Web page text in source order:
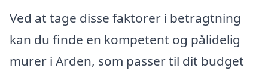
Ved at tage disse faktorer i betragtning
kan du finde en kompetent og pålidelig
murer i Arden, som passer til dit budget